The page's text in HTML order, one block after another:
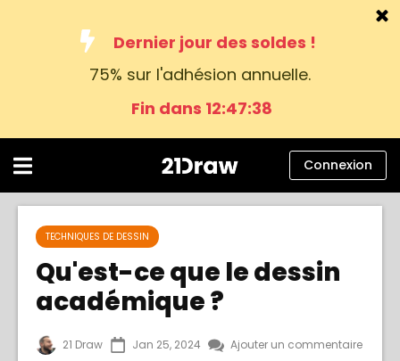
Dernier jour des soldes !
75% sur l'adhésion annuelle.
Fin dans 12:47:37
Aide
Blog
À propos
Connexion
Connexion
TECHNIQUES DE DESSIN
Qu'est-ce que le dessin
académique ?
21 Draw Jan 25, 2024 Ajouter un commentaire